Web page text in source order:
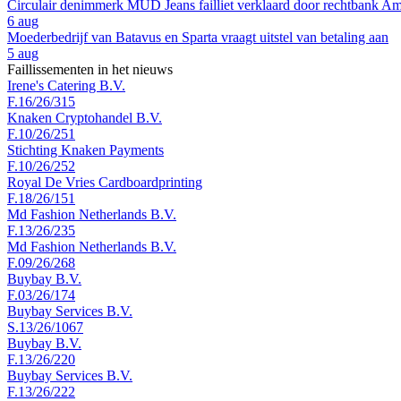
Circulair denimmerk MUD Jeans failliet verklaard door rechtbank
6 aug
Moederbedrijf van Batavus en Sparta vraagt uitstel van betaling aan
5 aug
Faillissementen in het nieuws
Irene's Catering B.V.
F.16/26/315
Knaken Cryptohandel B.V.
F.10/26/251
Stichting Knaken Payments
F.10/26/252
Royal De Vries Cardboardprinting
F.18/26/151
Md Fashion Netherlands B.V.
F.13/26/235
Md Fashion Netherlands B.V.
F.09/26/268
Buybay B.V.
F.03/26/174
Buybay Services B.V.
S.13/26/1067
Buybay B.V.
F.13/26/220
Buybay Services B.V.
F.13/26/222